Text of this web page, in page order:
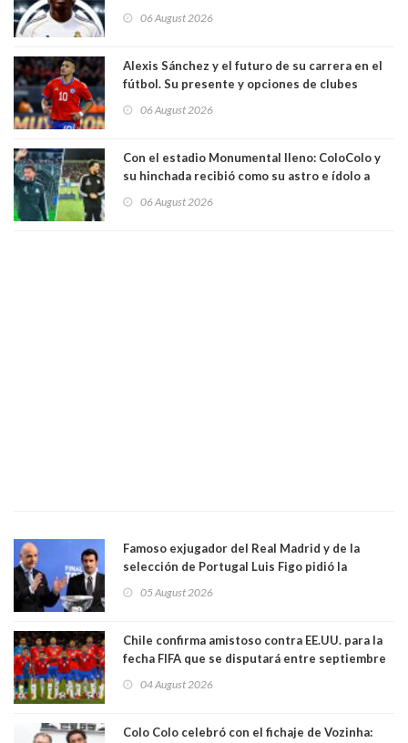
06 August 2026
Alexis Sánchez y el futuro de su carrera en el
fútbol. Su presente y opciones de clubes
06 August 2026
Con el estadio Monumental lleno: ColoColo y
su hinchada recibió como su astro e ídolo a
06 August 2026
Famoso exjugador del Real Madrid y de la
selección de Portugal Luis Figo pidió la
comportamiento más bajo y cobarde que he
05 August 2026
Chile confirma amistoso contra EE.UU. para la
fecha FIFA que se disputará entre septiembre
04 August 2026
Colo Colo celebró con el fichaje de Vozinha: